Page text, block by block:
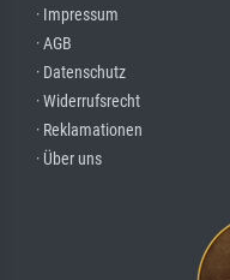
· Impressum
· AGB
· Datenschutz
· Widerrufsrecht
· Reklamationen
· Über uns